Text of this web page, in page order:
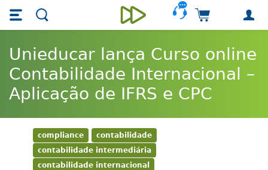
Skip main navigation
Skip to main content
Unieducar
Carrinho de
Unieducar lança Curso online
Contabilidade Internacional –
Aplicação de IFRS e CPC
compliance
contabilidade
contabilidade intermediária
contabilidade internacional